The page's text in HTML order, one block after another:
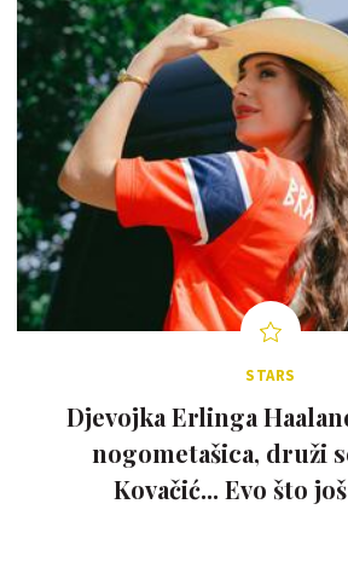
STARS
Djevojka Erlinga
nogometašica, druži
Kovačić... Evo što